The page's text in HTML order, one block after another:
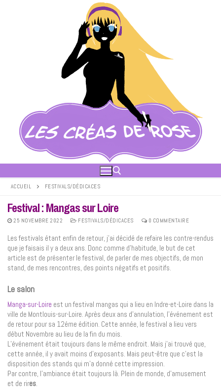
Rechercher :
ACCUEIL FESTIVALS/DÉDICACES
Festival : Mangas sur Loire
25 NOVEMBRE 2022 FESTIVALS/DÉDICACES 0 COMMENTAIRE
Les festivals étant enfin de retour, j’ai décidé de refaire les contre-rendus
que je faisais il y a deux ans. Donc comme d’habitude, le but de cet
article est de présenter le festival, de parler de mes objectifs, de mon
stand, de mes rencontres, des points négatifs et positifs.
Le salon
Manga-sur-Loire est un festival mangas qui a lieu en Indre-et-Loire dans la
ville de Montlouis-sur-Loire. Après deux ans d’annulation, l’événement est
de retour pour sa 12éme édition. Cette année, le festival a lieu vers
début Novembre au lieu de la fin du mois.
L’événement était toujours dans le même endroit. Mais j’ai trouvé que,
cette année, il y avait moins d’exposants. Mais peut-être que c’est la
disposition des stands qui m’a donné cette impression.
Par contre, l’ambiance était toujours là. Plein de monde, d’amusement
et de rires.